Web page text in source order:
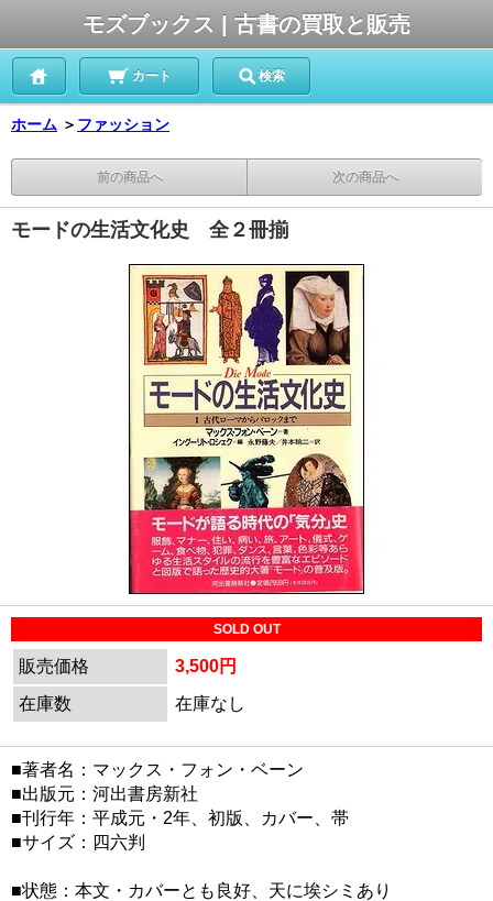
モズブックス | 古書の買取と販売
カート 検索
ホーム ＞ ファッション
前の商品へ 次の商品へ
モードの生活文化史 全２冊揃
SOLD OUT
販売価格
3,500円
在庫数
在庫なし
■著者名：マックス・フォン・ベーン
■出版元：河出書房新社
■刊行年：平成元・2年、初版、カバー、帯
■サイズ：四六判
■状態：本文・カバーとも良好、天に埃シミあり